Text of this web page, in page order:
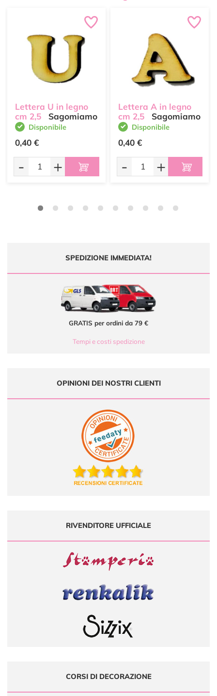
Lettera U in legno
cm 2,5
Sagomiamo
Disponibile
0,40 €
- +
Lettera A in legno
cm 2,5
Sagomiamo
Disponibile
0,40 €
- +
SPEDIZIONE IMMEDIATA!
GRATIS per ordini da 79 €
Tempi e costi spedizione
OPINIONI DEI NOSTRI CLIENTI
RIVENDITORE UFFICIALE
CORSI DI DECORAZIONE